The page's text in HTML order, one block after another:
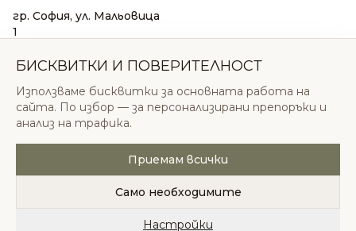
гр. София, ул. Мальовица
1
sales@odonatacosmetics.com
Нед: 11:00 – 18:00
© 2026 Одоната Козметикс ООД. Всички права
запазени.
Политика за поверителностОбщи условия
БИСКВИТКИ И ПОВЕРИТЕЛНОСТ
Използваме бисквитки за основната работа на
сайта. По избор — за персонализирани препоръки и
анализ на трафика.
Приемам всички
Само необходимите
Настройки